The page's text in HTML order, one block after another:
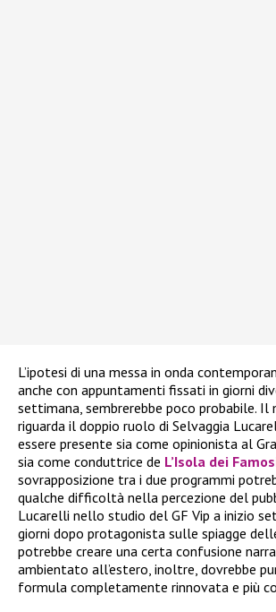
L’ipotesi di una messa in onda
anche con appuntamenti fissati in giorni
settimana, sembrerebbe poco probabile. Il
riguarda il doppio ruolo di Selvaggia
essere presente sia come opinionista al
sia come conduttrice de L’Isola dei
sovrapposizione tra i due programmi
qualche difficoltà nella percezione del
Lucarelli nello studio del GF Vip a inizio
giorni dopo protagonista sulle spiagge
potrebbe creare una certa confusione
ambientato all’estero, inoltre, dovrebbe
formula completamente rinnovata e più